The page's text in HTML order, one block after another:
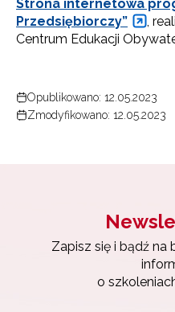
Strona internetowa
Przedsiębiorczy”
,
Centrum Edukacji
Opublikowano: 12.05.2023
Zmodyfikowano: 12.05.2023
Zapisz się i bądź na
o
Newsletter ORE
Wyrażam zgodę na
osobowych przez ORE w